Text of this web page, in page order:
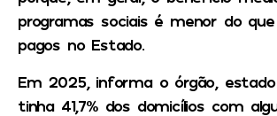
programas sociais é menor do
pagos no Estado.
Em 2025, informa o órgão,
tinha 41,7% dos domicílios com